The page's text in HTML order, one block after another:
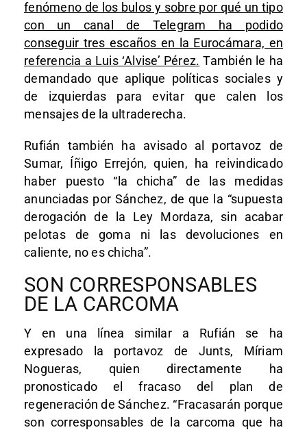
fenómeno de los bulos y sobre por qué un tipo
con un canal de Telegram ha podido
conseguir tres escaños en la Eurocámara, en
referencia a Luis ‘Alvise’ Pérez. También le ha
demandado que aplique políticas sociales y
de izquierdas para evitar que calen los
mensajes de la ultraderecha.
Rufián también ha avisado al portavoz de
Sumar, Íñigo Errejón, quien, ha reivindicado
haber puesto “la chicha” de las medidas
anunciadas por Sánchez, de que la “supuesta
derogación de la Ley Mordaza, sin acabar
pelotas de goma ni las devoluciones en
caliente, no es chicha”.
SON CORRESPONSABLES
DE LA CARCOMA
Y en una línea similar a Rufián se ha
expresado la portavoz de Junts, Míriam
Nogueras, quien directamente ha
pronosticado el fracaso del plan de
regeneración de Sánchez. “Fracasarán porque
son corresponsables de la carcoma que ha